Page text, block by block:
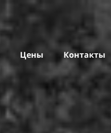
Цены Контакты